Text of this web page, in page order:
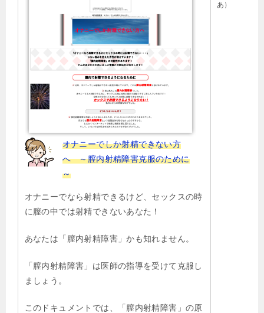
あ）
オナニーでしか射精できない方
へ ～膣内射精障害克服のために
～
オナニーでなら射精できるけど、セックスの時
に膣の中では射精できないあなた！
あなたは「膣内射精障害」かも知れません。
「膣内射精障害」は医師の指導を受けて克服し
ましょう。
このドキュメントでは、「膣内射精障害」の原